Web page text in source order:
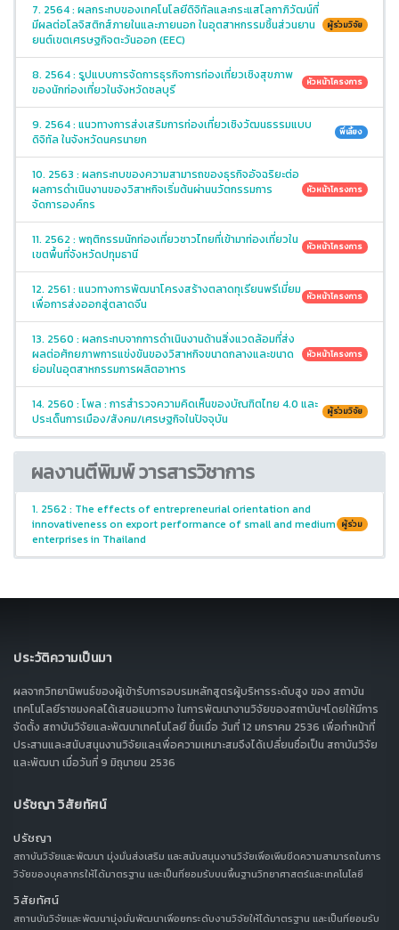
7. 2564 : ผลกระทบของเทคโนโลยีดิจิทัลและกระแสโลกาภิวัฒน์ที่
มีผลต่อโลจิสติกส์ภายในและภายนอก ในอุตสาหกรรมชิ้นส่วนยาน
ยนต์เขตเศรษฐกิจตะวันออก (EEC)
ผู้ร่วมวิจัย
8. 2564 : รูปแบบการจัดการธุรกิจการท่องเที่ยวเชิงสุขภาพ
ของนักท่องเที่ยวในจังหวัดชลบุรี
หัวหน้าโครงการ
9. 2564 : แนวทางการส่งเสริมการท่องเที่ยวเชิงวัฒนธรรมแบบ
ดิจิทัล ในจังหวัดนครนายก
พี่เลี้ยง
10. 2563 : ผลกระทบของความสามารถของธุรกิจอัจฉริยะต่อ
ผลการดำเนินงานของวิสาหกิจเริ่มต้นผ่านนวัตกรรมการ
จัดการองค์กร
หัวหน้าโครงการ
11. 2562 : พฤติกรรมนักท่องเที่ยวชาวไทยที่เข้ามาท่องเที่ยวใน
เขตพื้นที่จังหวัดปทุมธานี
หัวหน้าโครงการ
12. 2561 : แนวทางการพัฒนาโครงสร้างตลาดทุเรียนพรีเมี่ยม
เพื่อการส่งออกสู่ตลาดจีน
หัวหน้าโครงการ
13. 2560 : ผลกระทบจากการดำเนินงานด้านสิ่งแวดล้อมที่ส่ง
ผลต่อศักยภาพการแข่งขันของวิสาหกิจขนาดกลางและขนาด
ย่อมในอุตสาหกรรมการผลิตอาหาร
หัวหน้าโครงการ
14. 2560 : โพล : การสำรวจความคิดเห็นของบัณฑิตไทย 4.0 และ
ประเด็นการเมือง/สังคม/เศรษฐกิจในปัจจุบัน
ผู้ร่วมวิจัย
ผลงานตีพิมพ์ วารสารวิชาการ
1. 2562 : The effects of entrepreneurial orientation and
innovativeness on export performance of small and medium
enterprises in Thailand
ผู้ร่วม
ประวัติความเป็นมา
ผลจากวิทยานิพนธ์ของผู้เข้ารับการอบรมหลักสูตรผู้บริหารระดับสูง ของ สถาบัน
เทคโนโลยีราชมงคลได้เสนอแนวทาง ในการพัฒนางานวิจัยของสถาบันฯโดยให้มีการ
จัดตั้ง สถาบันวิจัยและพัฒนาเทคโนโลยี ขึ้นเมื่อ วันที่ 12 มกราคม 2536 เพื่อทำหน้าที่
ประสานและสนับสนุนงานวิจัยและเพื่อความเหมาะสมจึงได้เปลี่ยนชื่อเป็น สถาบันวิจัย
และพัฒนา เมื่อวันที่ 9 มิถุนายน 2536
ปรัชญา วิสัยทัศน์
ปรัชญา
สถาบันวิจัยและพัฒนา มุ่งมั่นส่งเสริม และสนับสนุนงานวิจัยเพื่อเพิ่มขีดความสามารถในการ
วิจัยของบุคลากรให้ได้มาตรฐาน และเป็นที่ยอมรับบนพื้นฐานวิทยาศาสตร์และเทคโนโลยี
วิสัยทัศน์
สถานบันวิจัยและพัฒนามุ่งมั่นพัฒนาเพื่อยกระดับงานวิจัยให้ได้มาตรฐาน และเป็นที่ยอมรับ